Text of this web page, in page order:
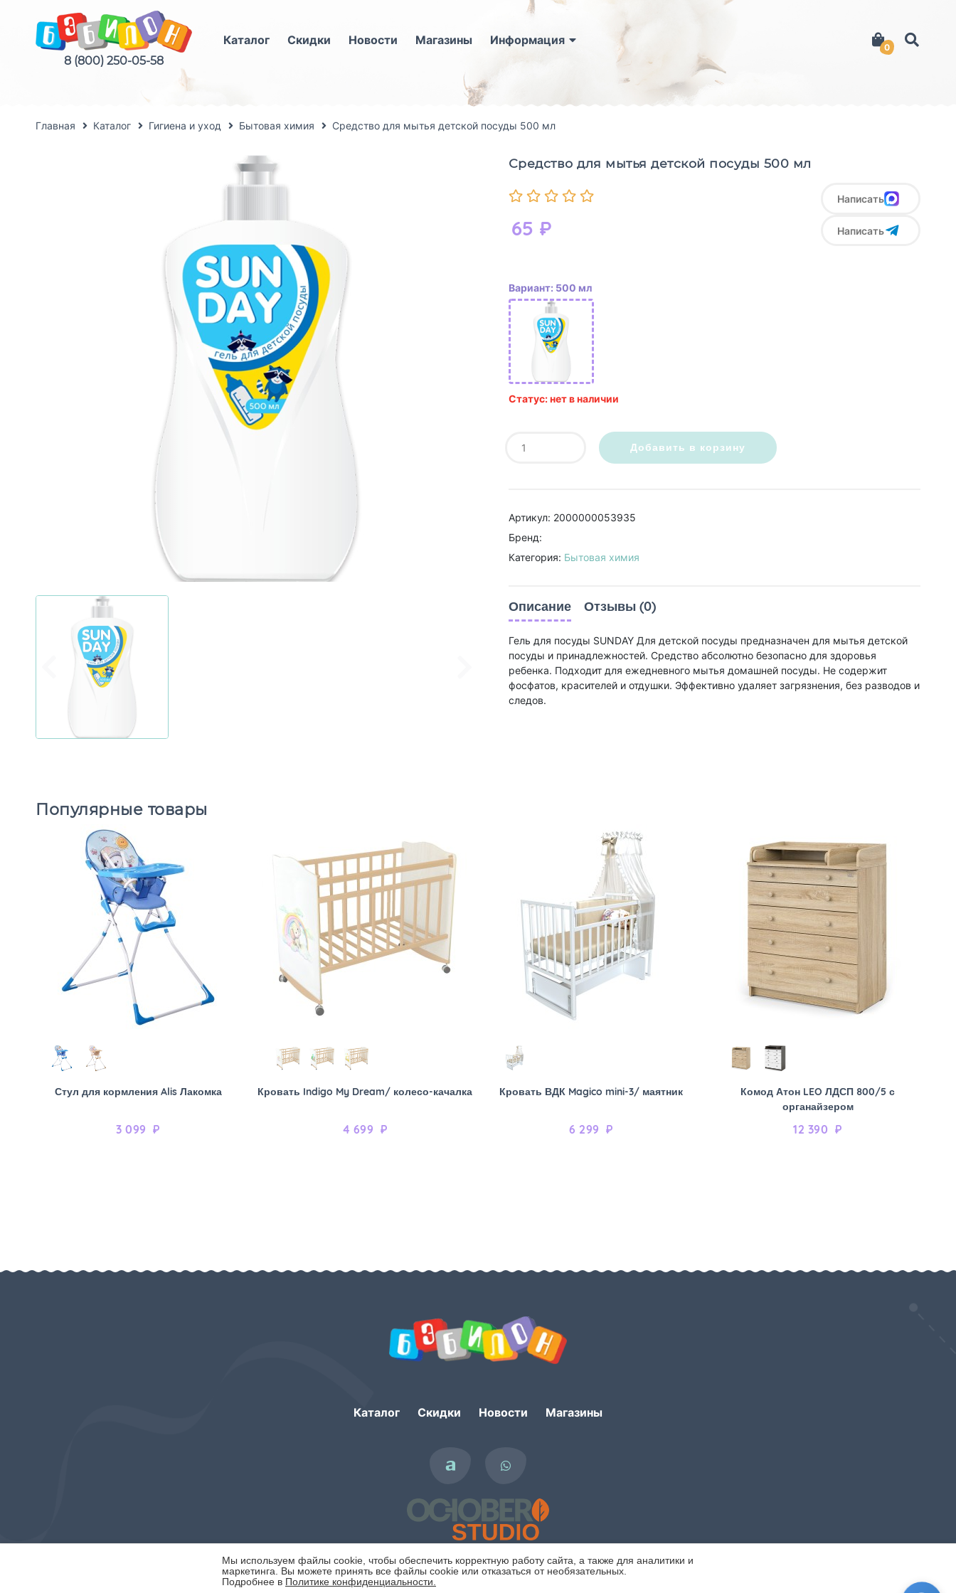
Мы используем файлы cookie, чтобы обеспечить корректную работу сайта, а также для аналитики и
маркетинга. Вы можете принять все файлы cookie или отказаться от необязательных.
Подробнее в Политике конфиденциальности.
8 (800) 250-05-58
Каталог Скидки Новости Магазины Информация
0
Главная Каталог Гигиена и уход Бытовая химия Средство для мытья детской посуды 500 мл
Средство для мытья детской посуды 500 мл
65 ₽
Написать
Написать
Вариант: 500 мл
Статус: нет в наличии
Добавить в корзину
Артикул: 2000000053935
Бренд:
Категория: Бытовая химия
Описание Отзывы (0)
Гель для посуды SUNDAY Для детской посуды предназначен для мытья детской
посуды и принадлежностей. Средство абсолютно безопасно для здоровья
ребенка. Подходит для ежедневного мытья домашней посуды. Не содержит
фосфатов, красителей и отдушки. Эффективно удаляет загрязнения, без разводов и
следов.
Популярные товары
Стул для кормления Alis Лакомка
3 099 ₽
Кровать Indigo My Dream/ колесо-качалка
4 699 ₽
Кровать ВДК Magico mini-3/ маятник
6 299 ₽
Комод Атон LEO ЛДСП 800/5 с
органайзером
12 390 ₽
Каталог Скидки Новости Магазины
Политика конфиденциальности